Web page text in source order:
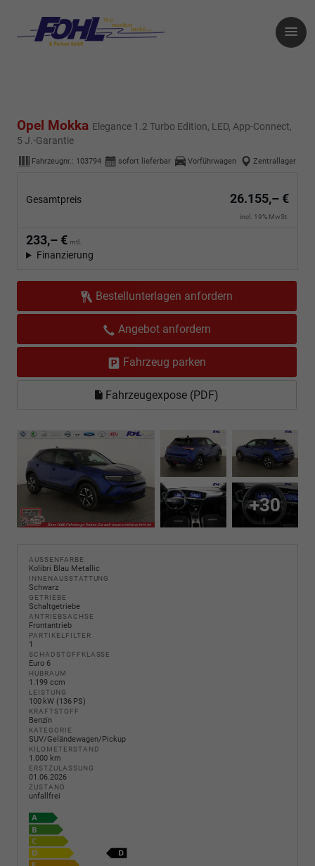
Opel Mokka Elegance 1.2 Turbo Edition, LED, App-Connect,
5 J.-Garantie
Fahrzeugnr.: 103794 sofort lieferbar Vorführwagen Zentrallager
Gesamtpreis 26.155,– €
incl. 19% MwSt.
233,– € mtl.
Finanzierung
Bestellunterlagen anfordern
Angebot anfordern
Fahrzeug parken
Fahrzeugexpose (PDF)
+30
AUSSENFARBE
Kolibri Blau Metallic
INNENAUSSTATTUNG
Schwarz
GETRIEBE
Schaltgetriebe
ANTRIEBSACHSE
Frontantrieb
PARTIKELFILTER
1
SCHADSTOFFKLASSE
Euro 6
HUBRAUM
1.199 ccm
LEISTUNG
100 kW (136 PS)
KRAFTSTOFF
Benzin
KATEGORIE
SUV/Geländewagen/Pickup
KILOMETERSTAND
1.000 km
ERSTZULASSUNG
01.06.2026
ZUSTAND
unfallfrei